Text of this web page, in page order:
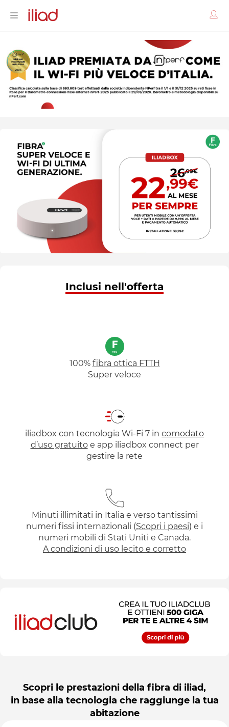
Inclusi nell'offerta
100% fibra ottica FTTH
Super veloce
iliadbox con tecnologia Wi-Fi 7 in comodato
d’uso gratuito e app iliadbox connect per
gestire la rete
Minuti illimitati in Italia e verso tantissimi
numeri fissi internazionali (Scopri i paesi) e i
numeri mobili di Stati Uniti e Canada.
A condizioni di uso lecito e corretto
Scopri le prestazioni della ﬁbra di iliad,
in base alla tecnologia che raggiunge la tua
abitazione